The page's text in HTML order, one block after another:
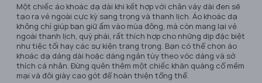
Một chiếc áo khoác dạ dài khi kết hợp với chân váy dài đen sẽ
tạo ra vẻ ngoài cực kỳ sang trọng và thanh lịch. Áo khoác dạ
không chỉ giúp bạn giữ ấm vào mùa đông, mà còn mang lại vẻ
ngoài thanh lịch, quý phái, rất thích hợp cho những dịp đặc biệt
như tiệc tối hay các sự kiện trang trọng. Bạn có thể chọn áo
khoác dạ dáng dài hoặc dáng ngắn tùy theo vóc dáng và sở
thích cá nhân. Đừng quên thêm một chiếc khăn quàng cổ mềm
mại và đôi giày cao gót để hoàn thiện tổng thể.